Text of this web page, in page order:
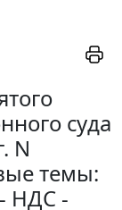
суда
N
темы:
НДС -